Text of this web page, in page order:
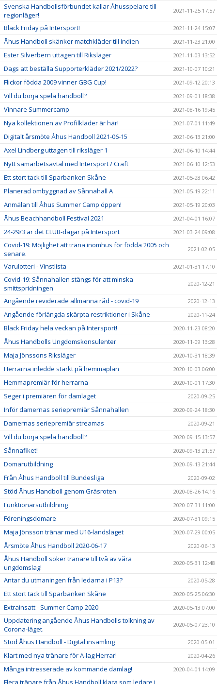
Svenska Handbollsförbundet kallar Åhusspelare till
regionläger!
2021-11-25 17:57
Black Friday på Intersport! 2021-11-24 15:07
Åhus Handboll skänker matchkläder till Indien 2021-11-23 21:00
Ester Silverbern uttagen till Riksläger 2021-11-03 13:52
Dags att beställa Supporterkläder 2021/2022? 2021-10-07 10:21
Flickor födda 2009 vinner GBG Cup! 2021-09-12 20:13
Vill du börja spela handboll? 2021-09-01 18:38
Vinnare Summercamp 2021-08-16 19:45
Nya kollektionen av Profilkläder är här! 2021-07-01 11:49
Digitalt årsmöte Åhus Handboll 2021-06-15 2021-06-13 21:00
Axel Lindberg uttagen till riksläger 1 2021-06-10 14:44
Nytt samarbetsavtal med Intersport / Craft 2021-06-10 12:53
Ett stort tack till Sparbanken Skåne 2021-05-28 06:42
Planerad ombyggnad av Sånnahall A 2021-05-19 22:11
Anmälan till Åhus Summer Camp öppen! 2021-05-19 20:03
Åhus Beachhandboll Festival 2021 2021-04-01 16:07
24-29/3 är det CLUB-dagar på Intersport 2021-03-24 09:08
Covid-19: Möjlighet att träna inomhus för födda 2005 och
senare.
2021-02-05
Varulotteri - Vinstlista 2021-01-31 17:10
Covid-19: Sånnahallen stängs för att minska
smittspridningen
2020-12-21
Angående reviderade allmänna råd - covid-19 2020-12-13
Angående förlängda skärpta restriktioner i Skåne 2020-11-24
Black Friday hela veckan på Intersport! 2020-11-23 08:20
Åhus Handbolls Ungdomskonsulenter 2020-11-09 13:28
Maja Jönssons Riksläger 2020-10-31 18:39
Herrarna inledde starkt på hemmaplan 2020-10-03 06:00
Hemmapremiär för herrarna 2020-10-01 17:30
Seger i premiären för damlaget 2020-09-25
Inför damernas seriepremiär Sånnahallen 2020-09-24 18:30
Damernas seriepremiär streamas 2020-09-21
Vill du börja spela handboll? 2020-09-15 13:57
Sånnafiket! 2020-09-13 21:57
Domarutbildning 2020-09-13 21:44
Från Åhus Handboll till Bundesliga 2020-09-02
Stöd Åhus Handboll genom Gräsroten 2020-08-26 14:16
Funktionärsutbildning 2020-07-31 11:00
Föreningsdomare 2020-07-31 09:15
Maja Jönsson tränar med U16-landslaget 2020-07-29 00:05
Årsmöte Åhus Handboll 2020-06-17 2020-06-13
Åhus Handboll söker tränare till två av våra
ungdomslag!
2020-05-31 12:48
Antar du utmaningen från ledarna i P13? 2020-05-28
Ett stort tack till Sparbanken Skåne 2020-05-25 06:30
Extrainsatt - Summer Camp 2020 2020-05-13 07:00
Uppdatering angående Åhus Handbolls tolkning av
Corona-läget.
2020-05-07 23:10
Stöd Åhus Handboll - Digital insamling 2020-05-01
Klart med nya tränare för A-lag Herrar! 2020-04-26
Många intresserade av kommande damlag! 2020-04-01 14:09
Flera tränare från Åhus Handboll klara som ledare i